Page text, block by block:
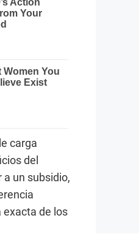
carga
del
un subsidio,
exacta de los